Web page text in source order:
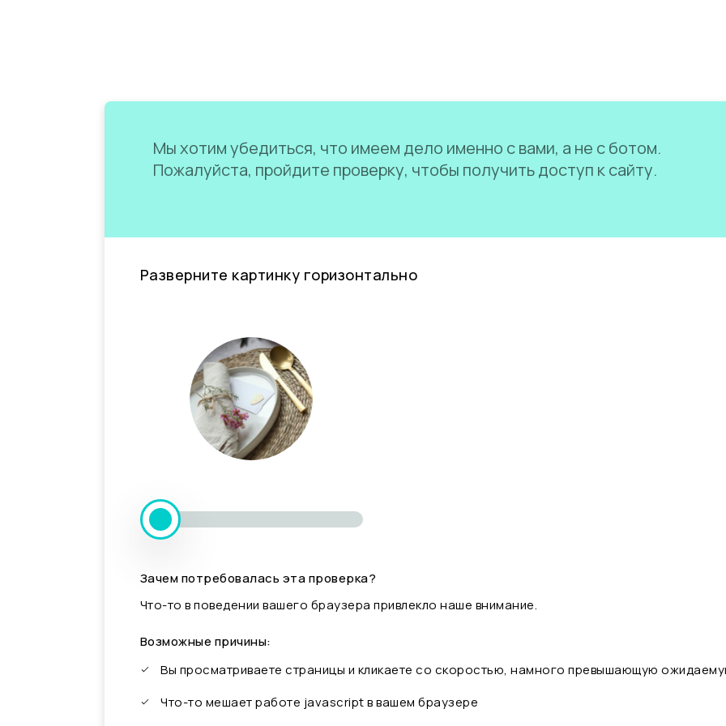
Мы хотим убедиться, что имеем дело именно с вами, а не с ботом.
Пожалуйста, пройдите проверку, чтобы получить доступ к сайту.
Разверните картинку горизонтально
Зачем потребовалась эта проверка?
Что-то в поведении вашего браузера привлекло наше внимание.
Возможные причины:
Вы просматриваете страницы и кликаете со скоростью, намного превышающую
Что-то мешает работе javascript в вашем браузере